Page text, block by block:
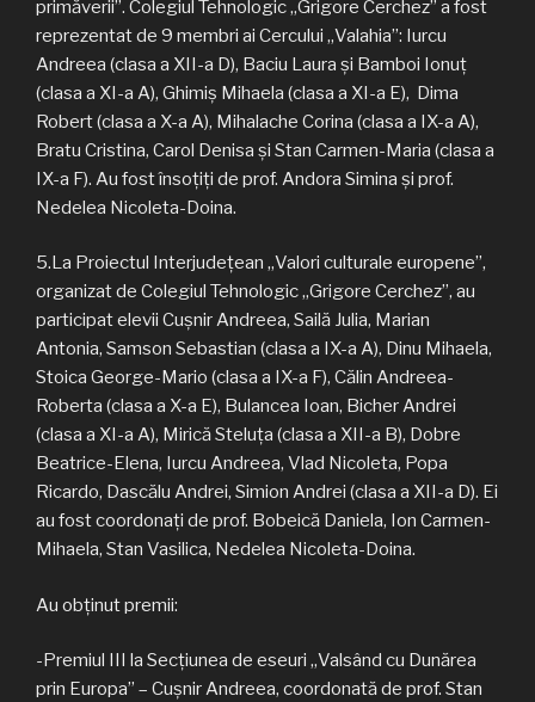
primăverii”. Colegiul Tehnologic „Grigore Cerchez” a fost
reprezentat de 9 membri ai Cercului „Valahia”: Iurcu
Andreea (clasa a XII-a D), Baciu Laura și Bamboi Ionuț
(clasa a XI-a A), Ghimiș Mihaela (clasa a XI-a E), Dima
Robert (clasa a X-a A), Mihalache Corina (clasa a IX-a A),
Bratu Cristina, Carol Denisa și Stan Carmen-Maria (clasa a
IX-a F). Au fost însoțiți de prof. Andora Simina și prof.
Nedelea Nicoleta-Doina.
5.La Proiectul Interjudețean „Valori culturale europene”,
organizat de Colegiul Tehnologic „Grigore Cerchez”, au
participat elevii Cușnir Andreea, Sailă Julia, Marian
Antonia, Samson Sebastian (clasa a IX-a A), Dinu Mihaela,
Stoica George-Mario (clasa a IX-a F), Călin Andreea-
Roberta (clasa a X-a E), Bulancea Ioan, Bicher Andrei
(clasa a XI-a A), Mirică Steluța (clasa a XII-a B), Dobre
Beatrice-Elena, Iurcu Andreea, Vlad Nicoleta, Popa
Ricardo, Dascălu Andrei, Simion Andrei (clasa a XII-a D). Ei
au fost coordonați de prof. Bobeică Daniela, Ion Carmen-
Mihaela, Stan Vasilica, Nedelea Nicoleta-Doina.
Au obținut premii:
-Premiul III la Secțiunea de eseuri „Valsând cu Dunărea
prin Europa” – Cușnir Andreea, coordonată de prof. Stan